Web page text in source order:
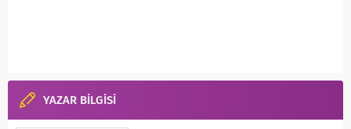
YAZAR BİLGİSİ